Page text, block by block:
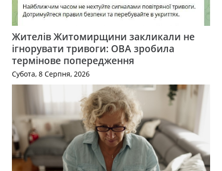
Жителів Житомирщини закликали не
ігнорувати тривоги: ОВА зробила
термінове попередження
Субота, 8 Серпня, 2026